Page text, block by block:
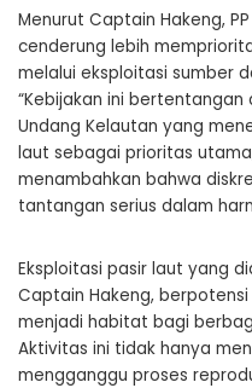
Menurut Captain Hakeng,
cenderung lebih
melalui eksploitasi sumber
“Kebijakan ini
Undang Kelautan yang
laut sebagai prioritas
menambahkan bahwa
tantangan serius dalam
Eksploitasi pasir laut yang
Captain Hakeng,
menjadi habitat bagi
Aktivitas ini tidak hanya
mengganggu proses